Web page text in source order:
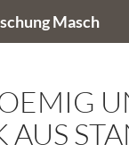
Masch
AUS